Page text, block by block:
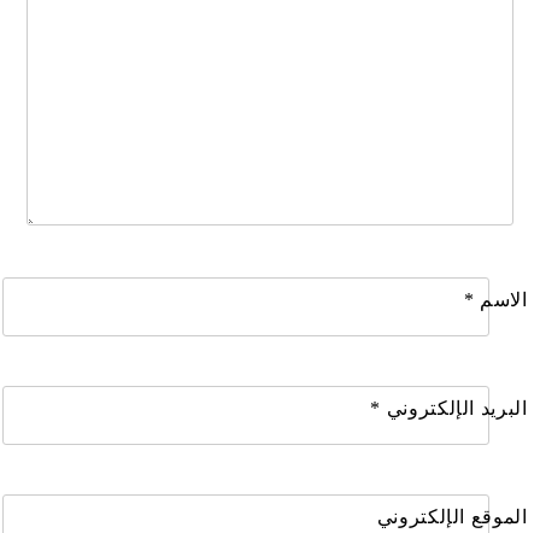
الاسم *
البريد الإلكتروني *
الموقع الإلكتروني